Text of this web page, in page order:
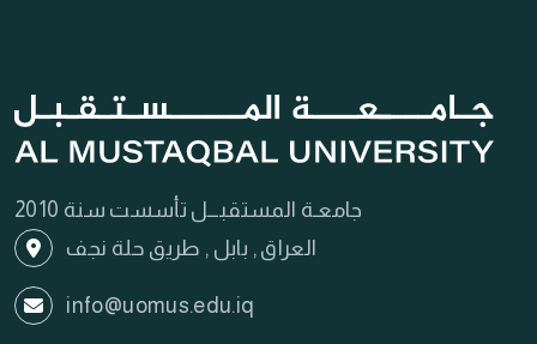
جامعـة المستقبـــل تأسست سنة 2010
العراق , بابل , طريق حلة نجف
info@uomus.edu.iq